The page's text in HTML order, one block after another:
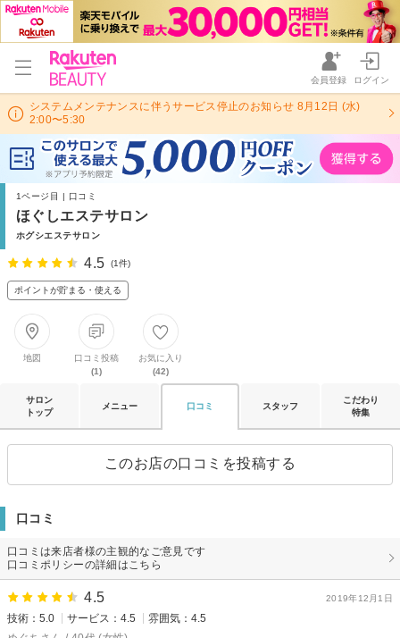
会員登録 ログイン
システムメンテナンスに伴うサービス停止のお知らせ 8月12日 (水)
2:00〜5:30
1ページ目 | 口コミ
ほぐしエステサロン
ホグシエステサロン
4.5 (1件)
ポイントが貯まる・使える
地図
口コミ投稿
(1)
お気に入り
(42)
サロン
トップ
メニュー 口コミ スタッフ
こだわり
特集
このお店の口コミを投稿する
口コミ
口コミは来店者様の主観的なご意見です
口コミポリシーの詳細はこちら
2019年12月1日
4.5
技術：5.0 サービス：4.5
雰囲気：4.5